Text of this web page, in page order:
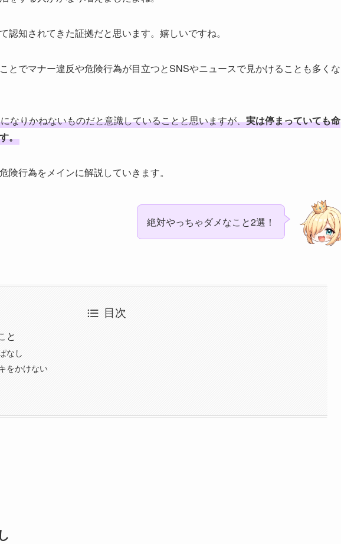
認知されてきた証拠だと思います。嬉しいですね。
とでマナー違反や危険行為が目立つとSNSやニュースで見かけることも多くな
なりかねないものだと意識していることと思いますが、実は停まっていても命
。
険行為をメインに解説していきます。
絶対やっちゃダメなこと2選！
目次
と
なし
をかけない